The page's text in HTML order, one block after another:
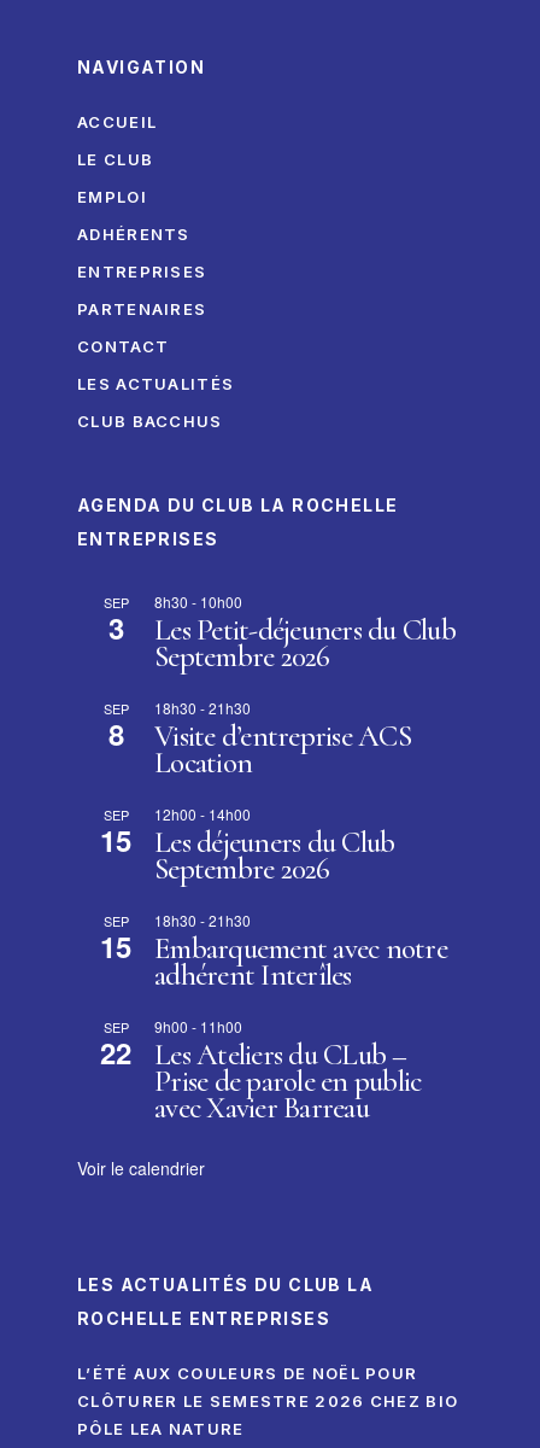
NAVIGATION
ACCUEIL
LE CLUB
EMPLOI
ADHÉRENTS
ENTREPRISES
PARTENAIRES
CONTACT
LES ACTUALITÉS
CLUB BACCHUS
AGENDA DU CLUB LA ROCHELLE
ENTREPRISES
SEP
3
8h30 - 10h00
Les Petit-déjeuners du Club
Septembre 2026
SEP
8
18h30 -21h30
Visite d’entreprise ACS
Location
SEP
15
12h00 - 14h00
Les déjeuners du Club
Septembre 2026
SEP
15
18h30 -21h30
Embarquement avec notre
adhérent Interîles
SEP
22
9h00 - 11h00
Les Ateliers du CLub –
Prise de parole en public
avec Xavier Barreau
Voir le calendrier
LES ACTUALITÉS DU CLUB LA
ROCHELLE ENTREPRISES
L’ÉTÉ AUX COULEURS DE NOËL POUR
CLÔTURER LE SEMESTRE 2026 CHEZ BIO
PÔLE LEA NATURE